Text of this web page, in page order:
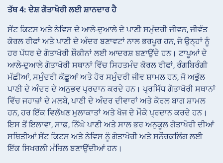
ਤੱਥ 4: ਦੇਸ਼ ਗੋਤਾਖੋਰੀ ਲਈ ਸ਼ਾਨਦਾਰ ਹੈ
ਸੇਂਟ ਕਿਟਸ ਅਤੇ ਨੇਵਿਸ ਦੇ ਆਲੇ-ਦੁਆਲੇ ਦੇ ਪਾਣੀ ਸਮੁੰਦਰੀ ਜੀਵਨ, ਜੀਵੰਤ
ਕੋਰਲ ਰੀਫਾਂ ਅਤੇ ਪਾਣੀ ਦੇ ਅੰਦਰ ਬਣਾਵਟਾਂ ਨਾਲ ਭਰਪੂਰ ਹਨ, ਜੋ ਉਨ੍ਹਾਂ ਨੂੰ
ਹਰ ਪੱਧਰ ਦੇ ਗੋਤਾਖੋਰੀ ਸ਼ੌਕੀਨਾਂ ਲਈ ਆਦਰਸ਼ ਬਣਾਉਂਦੇ ਹਨ। ਟਾਪੂਆਂ ਦੇ
ਆਲੇ-ਦੁਆਲੇ ਗੋਤਾਖੋਰੀ ਸਥਾਨਾਂ ਵਿੱਚ ਸਿਹਤਮੰਦ ਕੋਰਲ ਰੀਫਾਂ, ਰੰਗਬਿਰੰਗੀ
ਮੱਛੀਆਂ, ਸਮੁੰਦਰੀ ਕੱਛੂਆਂ ਅਤੇ ਹੋਰ ਸਮੁੰਦਰੀ ਜੀਵ ਸ਼ਾਮਲ ਹਨ, ਜੋ ਅਭੁੱਲ
ਪਾਣੀ ਦੇ ਅੰਦਰ ਦੇ ਅਨੁਭਵ ਪ੍ਰਦਾਨ ਕਰਦੇ ਹਨ। ਪ੍ਰਸਿੱਧ ਗੋਤਾਖੋਰੀ ਸਥਾਨਾਂ
ਵਿੱਚ ਜਹਾਜ਼ਾਂ ਦੇ ਮਲਬੇ, ਪਾਣੀ ਦੇ ਅੰਦਰ ਦੀਵਾਰਾਂ ਅਤੇ ਕੋਰਲ ਬਾਗ ਸ਼ਾਮਲ
ਹਨ, ਹਰ ਇੱਕ ਵਿਲੱਖਣ ਮੁਲਾਕਾਤਾਂ ਅਤੇ ਖੋਜ ਦੇ ਮੌਕੇ ਪ੍ਰਦਾਨ ਕਰਦੇ ਹਨ।
ਇਸ ਤੋਂ ਇਲਾਵਾ, ਸਾਫ਼, ਨਿੱਘੇ ਪਾਣੀ ਅਤੇ ਸਾਲ ਭਰ ਅਨੁਕੂਲ ਗੋਤਾਖੋਰੀ ਦੀਆਂ
ਸਥਿਤੀਆਂ ਸੇਂਟ ਕਿਟਸ ਅਤੇ ਨੇਵਿਸ ਨੂੰ ਗੋਤਾਖੋਰੀ ਅਤੇ ਸਨੌਰਕਲਿੰਗ ਲਈ
ਇੱਕ ਸਿਖਰਲੀ ਮੰਜ਼ਿਲ ਬਣਾਉਂਦੀਆਂ ਹਨ।